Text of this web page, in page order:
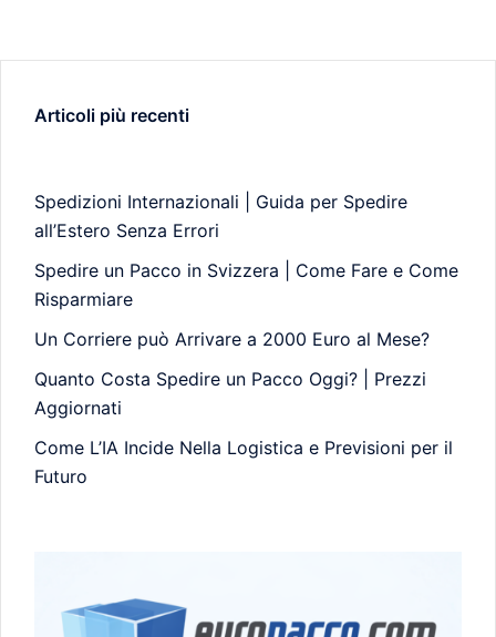
Articoli più recenti
Spedizioni Internazionali | Guida per Spedire
all’Estero Senza Errori
Spedire un Pacco in Svizzera | Come Fare e Come
Risparmiare
Un Corriere può Arrivare a 2000 Euro al Mese?
Quanto Costa Spedire un Pacco Oggi? | Prezzi
Aggiornati
Come L’IA Incide Nella Logistica e Previsioni per il
Futuro